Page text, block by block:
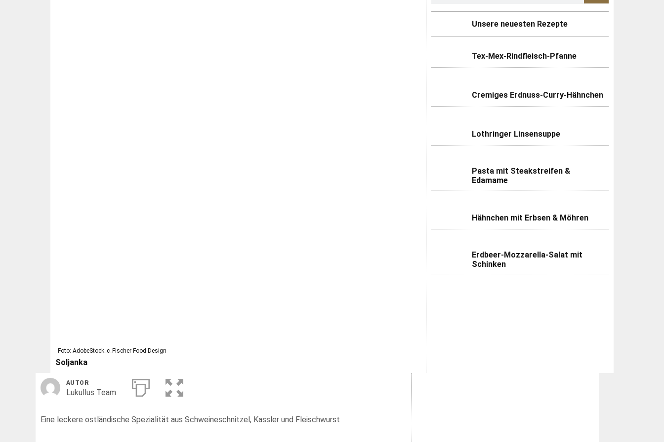
Foto: AdobeStock_c_Fischer-Food-Design
Soljanka
Unsere neuesten Rezepte
Tex-Mex-Rindfleisch-Pfanne
Cremiges Erdnuss-Curry-Hähnchen
Lothringer Linsensuppe
Pasta mit Steakstreifen &
Edamame
Hähnchen mit Erbsen & Möhren
Erdbeer-Mozzarella-Salat mit
Schinken
AUTOR
Lukullus Team
Eine leckere ostländische Spezialität aus Schweineschnitzel, Kassler und Fleischwurst